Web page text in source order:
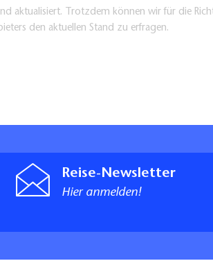
aktualisiert. Trotzdem können wir für die
den aktuellen Stand zu erfragen.
Reise-Newsletter
Hier anmelden!